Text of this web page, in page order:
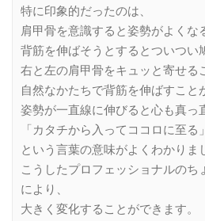
特に印象的だったのは、
肩甲骨を意識すると姿勢がよくな
背筋を伸ばそうとするとついつい
右と左の肩甲骨をキュッと寄せる
自然なかたちで背筋を伸ばすこと
姿勢が一直線に伸びると心も真っ
「カタチから入ってココロに至る」
という言葉の意味がよくわかりま
こうしたプロフェッショナルのち
により、
大きく変化することができます。